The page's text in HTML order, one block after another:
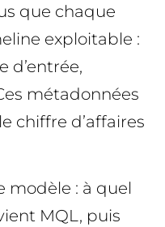
que chaque
exploitable :
d’entrée,
métadonnées
chiffre d’affaires
modèle : à quel
MQL, puis